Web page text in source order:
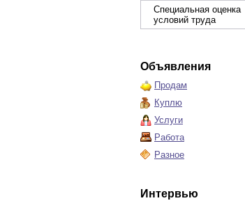
Специальная оценка
условий труда
Объявления
Продам
Куплю
Услуги
Работа
Разное
Интервью